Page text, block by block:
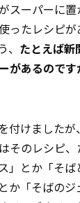
スーパーに
ったレシピ
たとえば新
があるので
付けました
そのレシピ
」とか「そ
か「そばの